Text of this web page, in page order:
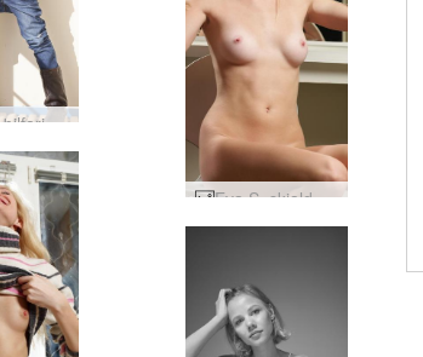
Katie á þilfari #35
Eva S. skjaldbaka nærbuxur #80